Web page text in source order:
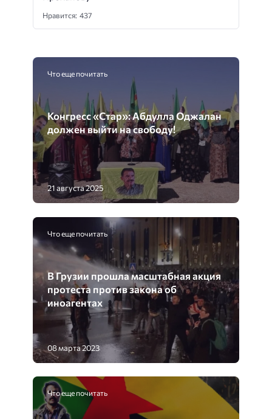
Нравится: 437
Что еще почитать
Конгресс «Стар»: Абдулла Оджалан
должен выйти на свободу!
21 августа 2025
Что еще почитать
В Грузии прошла масштабная акция
протеста против закона об
иноагентах
08 марта 2023
Что еще почитать